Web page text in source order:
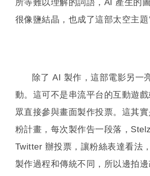
所等難以理解的詞語，AI 產生的
很像鹽結晶，也成了這部太空主題
除了 AI 製作，這部電影另一
動。這可不是串流平台的互動遊
眾直接參與畫面製作投票。這其
粉計畫，每次製作告一段落，
Twitter 辦投票，讓粉絲表達看法
製作過程和傳統不同，所以邊拍